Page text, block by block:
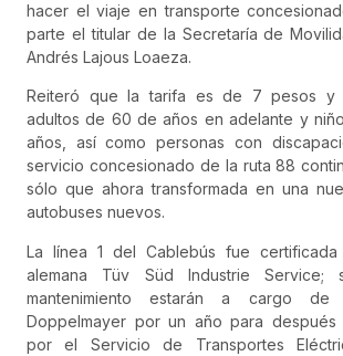
hacer el viaje en transporte
parte el titular de la Secretaría de
Andrés Lajous Loaeza.
Reiteró que la tarifa es de 7 pesos y
adultos de 60 de años en adelante y
años, así como personas con
servicio concesionado de la ruta 88
sólo que ahora transformada en una
autobuses nuevos.
La línea 1 del Cablebús fue
alemana Tüv Süd Industrie Service;
mantenimiento estarán a cargo de
Doppelmayer por un año para después
por el Servicio de Transportes